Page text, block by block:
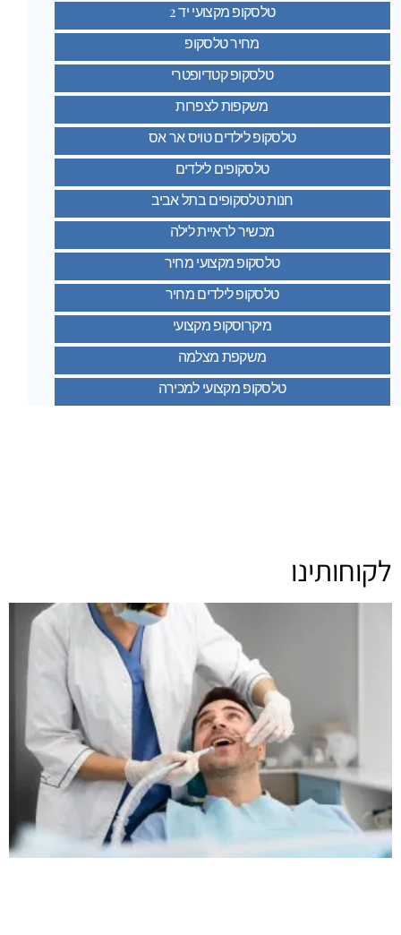
טלסקופ מקצועי יד 2
מחיר טלסקופ
טלסקופ קטדיופטרי
משקפות לצפרות
טלסקופ לילדים טויס אר אס
טלסקופים לילדים
חנות טלסקופים בתל אביב
מכשיר לראיית לילה
טלסקופ מקצועי מחיר
טלסקופ לילדים מחיר
מיקרוסקופ מקצועי
משקפת מצלמה
טלסקופ מקצועי למכירה
לקוחותינו